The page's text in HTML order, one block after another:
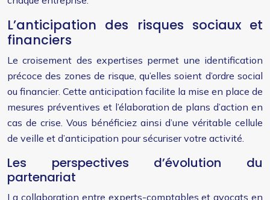
L’anticipation des risques sociaux et
financiers
Le croisement des expertises permet une identification
précoce des zones de risque, qu’elles soient d’ordre social
ou financier. Cette anticipation facilite la mise en place de
mesures préventives et l’élaboration de plans d’action en
cas de crise. Vous bénéficiez ainsi d’une véritable cellule
de veille et d’anticipation pour sécuriser votre activité.
Les perspectives d’évolution du
partenariat
La collaboration entre experts-comptables et avocats en